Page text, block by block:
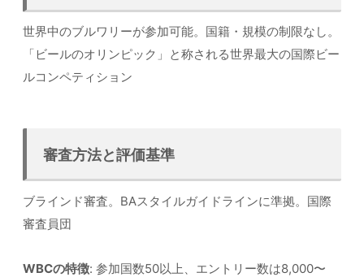
世界中のブルワリーが参加可能。国籍・規模の制限なし。
「ビールのオリンピック」と称される世界最大の国際ビー
ルコンペティション
審査方法と評価基準
ブラインド審査。BAスタイルガイドラインに準拠。国際
審査員団
WBCの特徴: 参加国数50以上、エントリー数は8,000〜